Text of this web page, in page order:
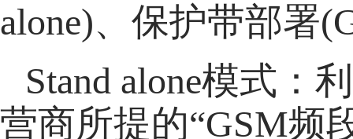
alone)、保护带部署
Stand alone模式：
营商所提的“GSM频